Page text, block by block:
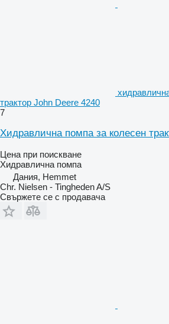
трактор John Deere 4240
7
Хидравлична помпа за колесен
Цена при поискване
Хидравлична помпа
Дания, Hemmet
Chr. Nielsen - Tingheden A/S
Свържете се с продавача